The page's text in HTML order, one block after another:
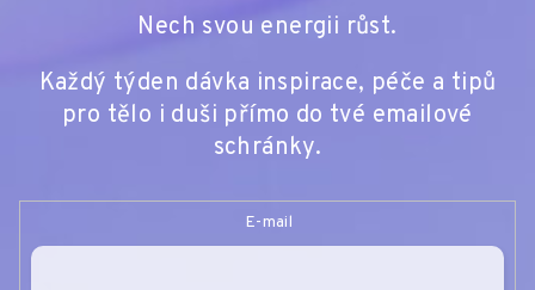
Nech svou energii růst.
Každý týden dávka inspirace, péče a tipů
pro tělo i duši přímo do tvé emailové
schránky.
E-mail